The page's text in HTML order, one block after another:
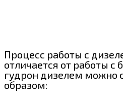
Процесс работы с
отличается от работы
гудрон дизелем
образом: